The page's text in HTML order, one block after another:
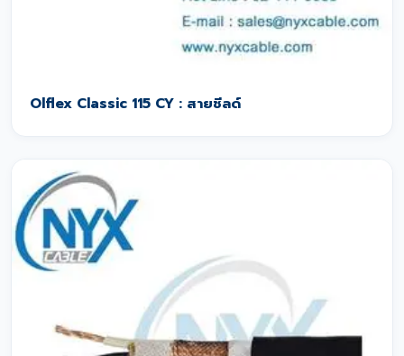
Olflex Classic 115 CY : สายชีลด์